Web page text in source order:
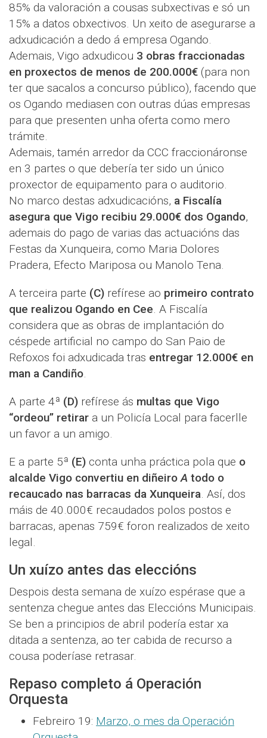
85% da valoración a cousas subxectivas e só un
15% a datos obxectivos. Un xeito de asegurarse a
adxudicación a dedo á empresa Ogando.
Ademais, Vigo adxudicou 3 obras fraccionadas
en proxectos de menos de 200.000€ (para non
ter que sacalos a concurso público), facendo que
os Ogando mediasen con outras dúas empresas
para que presenten unha oferta como mero
trámite.
Ademais, tamén arredor da CCC fraccionáronse
en 3 partes o que debería ter sido un único
proxector de equipamento para o auditorio.
No marco destas adxudicacións, a Fiscalía
asegura que Vigo recibiu 29.000€ dos Ogando,
ademais do pago de varias das actuacións das
Festas da Xunqueira, como Maria Dolores
Pradera, Efecto Mariposa ou Manolo Tena.
A terceira parte (C) refírese ao primeiro contrato
que realizou Ogando en Cee. A Fiscalía
considera que as obras de implantación do
céspede artificial no campo do San Paio de
Refoxos foi adxudicada tras entregar 12.000€ en
man a Candiño.
A parte 4ª (D) refírese ás multas que Vigo
“ordeou” retirar a un Policía Local para facerlle
un favor a un amigo.
E a parte 5ª (E) conta unha práctica pola que o
alcalde Vigo convertiu en diñeiroA todo o
recaucado nas barracas da Xunqueira. Así, dos
máis de 40.000€ recaudados polos postos e
barracas, apenas 759€ foron realizados de xeito
legal.
Un xuízo antes das eleccións
Despois desta semana de xuízo espérase que a
sentenza chegue antes das Eleccións Municipais.
Se ben a principios de abril podería estar xa
ditada a sentenza, ao ter cabida de recurso a
cousa poderíase retrasar.
Repaso completo á Operación
Orquesta
Febreiro 19: Marzo, o mes da Operación